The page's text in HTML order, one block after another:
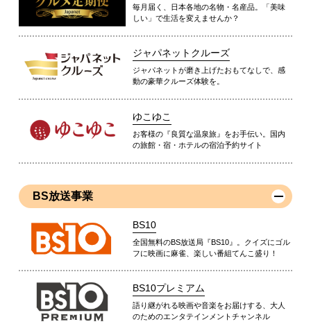
毎月届く、日本各地の名物・名産品。「美味
しい」で生活を変えませんか？
ジャパネットクルーズ
ジャパネットが磨き上げたおもてなしで、感
動の豪華クルーズ体験を。
ゆこゆこ
お客様の『良質な温泉旅』をお手伝い。国内
の旅館・宿・ホテルの宿泊予約サイト
BS放送事業
BS10
全国無料のBS放送局『BS10』。クイズにゴル
フに映画に麻雀、楽しい番組てんこ盛り！
BS10プレミアム
語り継がれる映画や音楽をお届けする、大人
のためのエンタテインメントチャンネル